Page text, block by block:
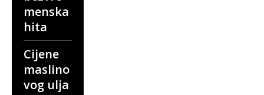
menska
hita
Cijene
maslino
vog ulja